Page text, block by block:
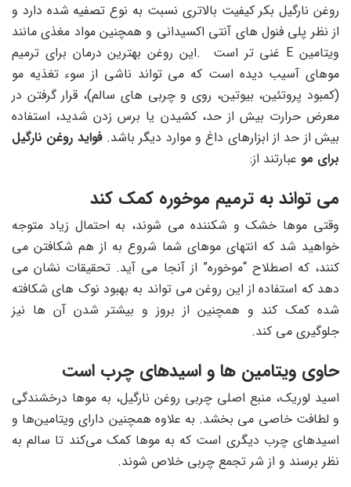
روغن نارگیل بکر کیفیت بالاتری نسبت به نوع تصفیه شده دارد و
از نظر پلی فنول های آنتی اکسیدانی و همچنین مواد مغذی مانند
ویتامین E غنی تر است .این روغن بهترین درمان برای ترمیم
موهای آسیب دیده است که می تواند ناشی از سوء تغذیه مو
(کمبود پروتئین، بیوتین، روی و چربی های سالم)، قرار گرفتن در
معرض حرارت بیش از حد، کشیدن یا برس زدن شدید، استفاده
بیش از حد از ابزارهای داغ و موارد دیگر باشد.فواید روغن نارگیل
برای مو عبارتند از:
می تواند به ترمیم موخوره کمک کند
وقتی موها خشک و شکننده می شوند، به احتمال زیاد متوجه
خواهید شد که انتهای موهای شما شروع به از هم شکافتن می
کنند، که اصطلاح “موخوره” از آنجا می آید. تحقیقات نشان می
‌دهد که استفاده از این روغن می ‌تواند به بهبود نوک ‌های شکافته
شده کمک کند و همچنین از بروز و بیشتر شدن آن ها نیز
جلوگیری می کند.
حاوی ویتامین ها و اسیدهای چرب است
اسید لوریک، منبع اصلی چربی روغن نارگیل، به موها درخشندگی
و لطافت خاصی می بخشد. به علاوه همچنین دارای ویتامین‌ها و
اسیدهای چرب دیگری است که به موها کمک می‌کند تا سالم به
نظر برسند و از شر تجمع چربی خلاص شوند.